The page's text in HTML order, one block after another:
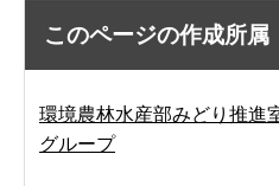
このページの作成所属
環境農林水産部みどり推進
グループ